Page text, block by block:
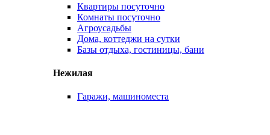
Квартиры посуточно
Комнаты посуточно
Агроусадьбы
Дома, коттеджи на сутки
Базы отдыха, гостиницы, бани
Нежилая
Гаражи, машиноместа